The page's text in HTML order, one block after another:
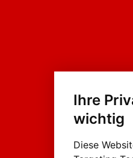
Ihre
wichtig
Diese